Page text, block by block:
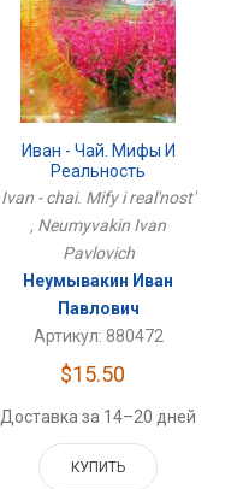
Иван - Чай. Мифы И
Реальность
Ivan - chai. Mify i real'nost'
, Neumyvakin Ivan
Pavlovich
Неумывакин Иван
Павлович
Артикул: 880472
$15.50
Доставка за 14–20 дней
КУПИТЬ